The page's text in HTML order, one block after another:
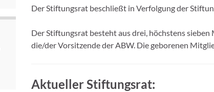
Der Stiftungsrat beschließt in Verfolgung der
Der Stiftungsrat besteht aus drei, höchstens
die/der Vorsitzende der ABW. Die geborenen
Aktueller Stiftungsrat: